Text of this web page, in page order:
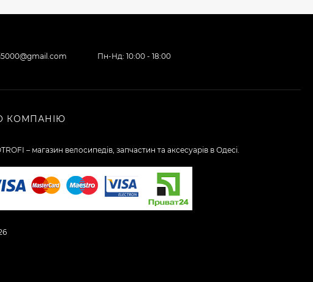
Пн-Нд: 10:00 - 18:00
КОМПАНІЮ
– магазин велосипедів, запчастин та аксесуарів в Одесі.